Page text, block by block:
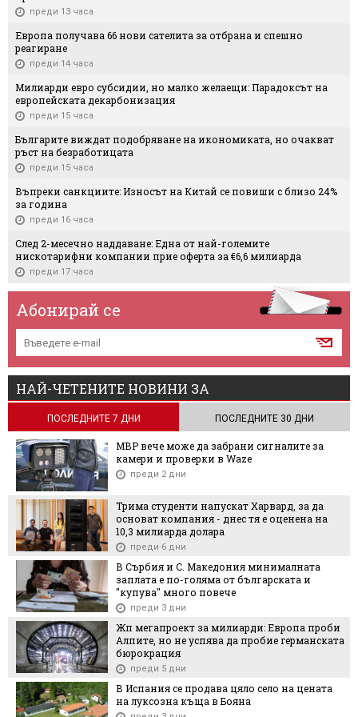
преди 13 часа
Европа получава 66 нови сателита за отбрана и спешно
реагиране
преди 14 часа
Милиарди евро субсидии, но малко желаещи: Парадоксът на
европейската декарбонизация
преди 15 часа
Българите виждат подобряване на икономиката, но очакват
ръст на безработицата
преди 15 часа
Въпреки санкциите: Износът на Китай се повиши с близо 24%
за година
преди 16 часа
След 2-месечно наддаване: Една от най-големите
нискотарифни компании прие оферта за €6,6 милиарда
преди 17 часа
Абонирай се
НАЙ-ЧЕТЕНИТЕ НОВИНИ ЗА
ПОСЛЕДНИТЕ 7 ДНИ ПОСЛЕДНИТЕ 30 ДНИ
МВР вече може да забрани сигналите за
камери и проверки в Waze
преди 2 дни
Трима студенти напускат Харвард, за да
основат компания - днес тя е оценена на
10,3 милиарда долара
преди 6 дни
В Сърбия и С. Македония минималната
заплата е по-голяма от българската и
"купува" много повече
преди 3 дни
Жп мегапроект за милиарди: Европа проби
Алпите, но не успява да пробие германската
бюрокрация
преди 5 дни
В Испания се продава цяло село на цената
на луксозна къща в Бояна